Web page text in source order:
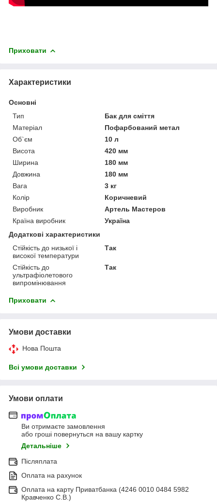
Приховати
Характеристики
Основні
Тип
Бак для сміття
Матеріал
Пофарбований метал
Об`єм
10 л
Висота
420 мм
Ширина
180 мм
Довжина
180 мм
Вага
3 кг
Колір
Коричневий
Виробник
Артель Мастеров
Країна виробник
Україна
Додаткові характеристики
Стійкість до низької і
високої температури
Так
Стійкість до
ультрафіолетового
випромінювання
Так
Приховати
Умови доставки
Нова Пошта
Всі умови доставки
Умови оплати
Ви отримаєте замовлення
або гроші повернуться на вашу картку
Детальніше
Післяплата
Оплата на рахунок
Оплата на карту Приватбанка (4246 0010 0484 5982
Кравченко С.В.)